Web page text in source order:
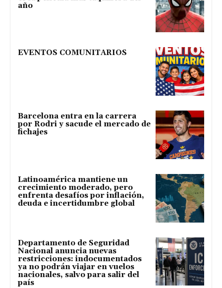
año
EVENTOS COMUNITARIOS
Barcelona entra en la carrera
por Rodri y sacude el mercado de
fichajes
Latinoamérica mantiene un
crecimiento moderado, pero
enfrenta desafíos por inflación,
deuda e incertidumbre global
Departamento de Seguridad
Nacional anuncia nuevas
restricciones: indocumentados
ya no podrán viajar en vuelos
nacionales, salvo para salir del
país